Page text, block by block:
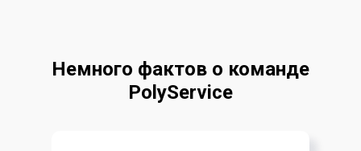
Немного фактов о команде
PolyService